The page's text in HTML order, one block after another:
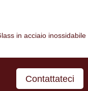
in acciaio
Contattateci